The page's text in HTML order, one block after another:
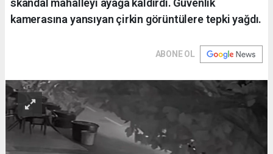
skandal mahalleyi ayağa kaldırdı. Güvenlik
kamerasına yansıyan çirkin görüntülere tepki yağdı.
ABONE OL